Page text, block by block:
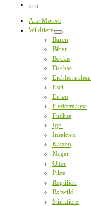
Menü
Alle Motive
Wildtiere
Bären
Biber
Böcke
Dachse
Eichhörnchen
Esel
Eulen
Fledermäuse
Füchse
Igel
Insekten
Katzen
Nager
Otter
Pilze
Reptilien
Rotwild
Stinktiere